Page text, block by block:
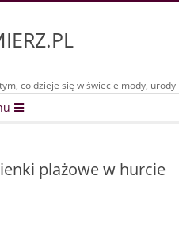
co dzieje się w świecie mody, urody
plażowe w hurcie